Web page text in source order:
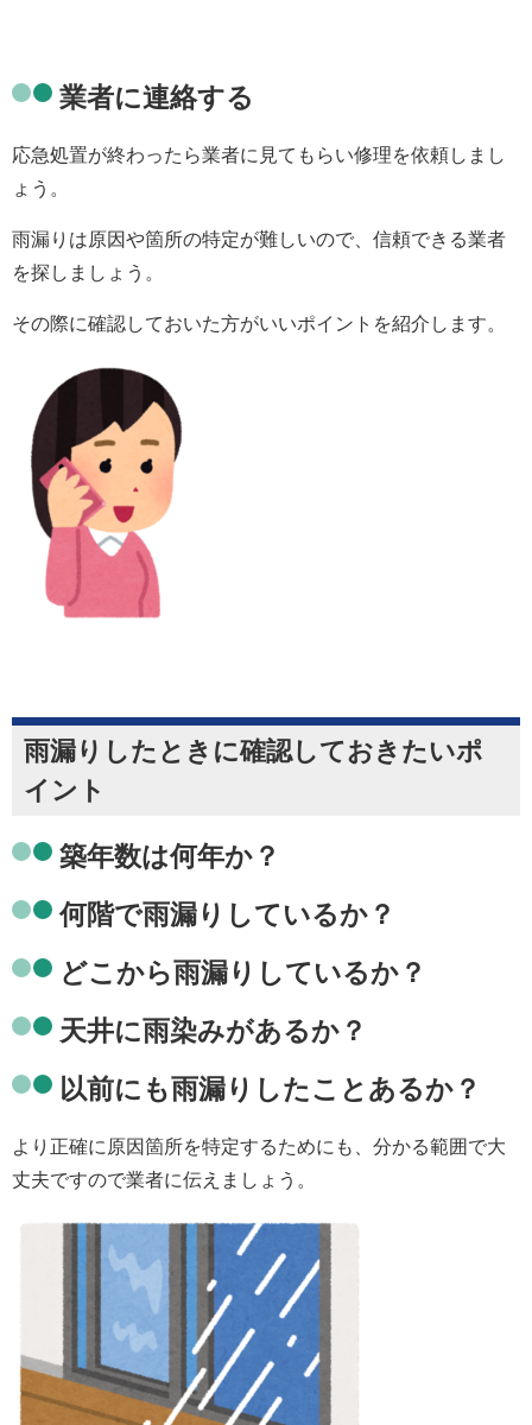
業者に連絡する
応急処置が終わったら業者に見てもらい修理を依頼しまし
ょう。
雨漏りは原因や箇所の特定が難しいので、信頼できる業者
を探しましょう。
その際に確認しておいた方がいいポイントを紹介します。
雨漏りしたときに確認しておきたいポ
イント
築年数は何年か？
何階で雨漏りしているか？
どこから雨漏りしているか？
天井に雨染みがあるか？
以前にも雨漏りしたことあるか？
より正確に原因箇所を特定するためにも、分かる範囲で大
丈夫ですので業者に伝えましょう。